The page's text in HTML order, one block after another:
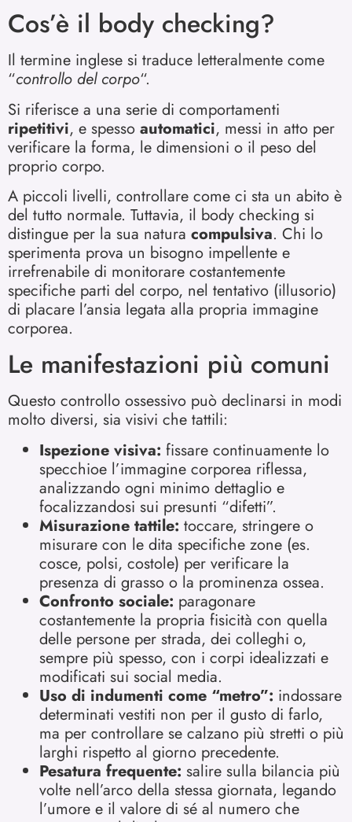
Cos’è il body checking?
Il termine inglese si traduce letteralmente come
“controllo del corpo“.
Si riferisce a una serie di comportamenti
ripetitivi, e spesso automatici, messi in atto per
verificare la forma, le dimensioni o il peso del
proprio corpo.
A piccoli livelli, controllare come ci sta un abito è
del tutto normale. Tuttavia, il body checking si
distingue per la sua natura compulsiva. Chi lo
sperimenta prova un bisogno impellente e
irrefrenabile di monitorare costantemente
specifiche parti del corpo, nel tentativo (illusorio)
di placare l’ansia legata alla propria immagine
corporea.
Le manifestazioni più comuni
Questo controllo ossessivo può declinarsi in modi
molto diversi, sia visivi che tattili:
Ispezione visiva: fissare continuamente lo
specchioe l’immagine corporea riflessa,
analizzando ogni minimo dettaglio e
focalizzandosi sui presunti “difetti”.
Misurazione tattile: toccare, stringere o
misurare con le dita specifiche zone (es.
cosce, polsi, costole) per verificare la
presenza di grasso o la prominenza ossea.
Confronto sociale: paragonare
costantemente la propria fisicità con quella
delle persone per strada, dei colleghi o,
sempre più spesso, con i corpi idealizzati e
modificati sui social media.
Uso di indumenti come “metro”: indossare
determinati vestiti non per il gusto di farlo,
ma per controllare se calzano più stretti o più
larghi rispetto al giorno precedente.
Pesatura frequente: salire sulla bilancia più
volte nell’arco della stessa giornata, legando
l’umore e il valore di sé al numero che